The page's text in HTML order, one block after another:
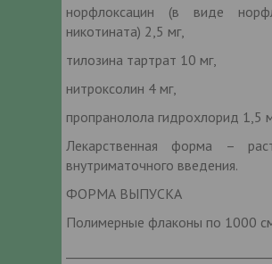
норфлоксацин (в виде
никотината) 2,5 мг,
тилозина тартрат 10 мг,
нитроксолин 4 мг,
пропранолола гидрохлорид 1,5
Лекарственная форма –
внутриматочного введения.
ФОРМА ВЫПУСКА
Полимерные флаконы по 1000